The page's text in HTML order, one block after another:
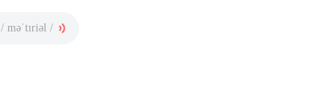
/ məˈtɪriəl /